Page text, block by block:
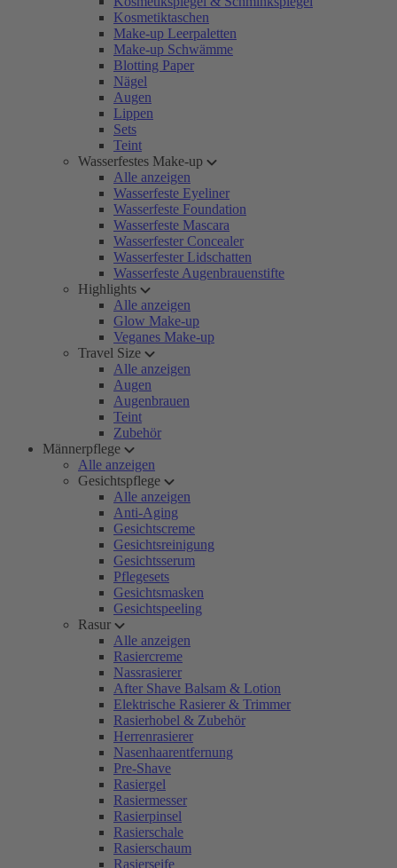
Kosmetiktaschen
Make-up Leerpaletten
Make-up Schwämme
Blotting Paper
Nägel
Augen
Lippen
Sets
Teint
Wasserfestes Make-up
Alle anzeigen
Wasserfeste Eyeliner
Wasserfeste Foundation
Wasserfeste Mascara
Wasserfester Concealer
Wasserfester Lidschatten
Wasserfeste Augenbrauenstifte
Highlights
Alle anzeigen
Glow Make-up
Veganes Make-up
Travel Size
Alle anzeigen
Augen
Augenbrauen
Teint
Zubehör
Männerpflege
Alle anzeigen
Gesichtspflege
Alle anzeigen
Anti-Aging
Gesichtscreme
Gesichtsreinigung
Gesichtsserum
Pflegesets
Gesichtsmasken
Gesichtspeeling
Rasur
Alle anzeigen
Rasiercreme
Nassrasierer
After Shave Balsam & Lotion
Elektrische Rasierer & Trimmer
Rasierhobel & Zubehör
Herrenrasierer
Nasenhaarentfernung
Pre-Shave
Rasiergel
Rasiermesser
Rasierpinsel
Rasierschale
Rasierschaum
Rasierseife